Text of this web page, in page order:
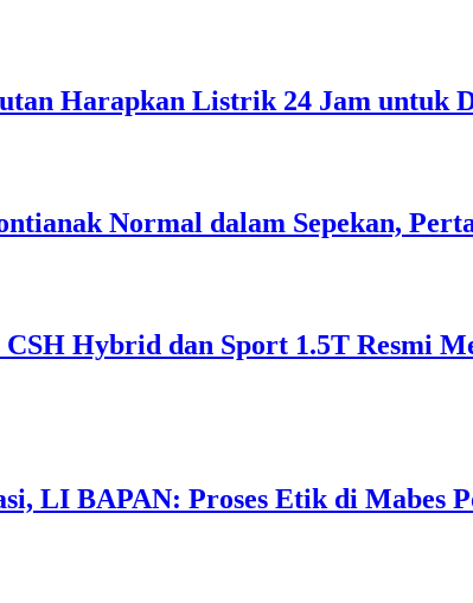
Harapkan Listrik 24 Jam untuk
Normal dalam Sepekan,
Hybrid dan Sport 1.5T Resmi
LI BAPAN: Proses Etik di Mabes